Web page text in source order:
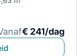
€ 241/dag